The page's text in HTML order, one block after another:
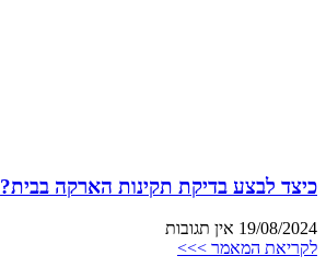
כיצד לבצע בדיקת תקינות הארקה בבית?
19/08/2024 אין תגובות
לקריאת המאמר >>>